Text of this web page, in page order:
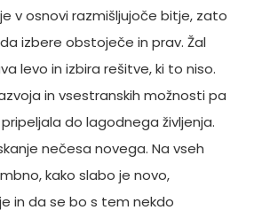
v osnovi razmišljujoče bitje, zato
izbere obstoječe in prav. Žal
levo in izbira rešitve, ki to niso.
in vsestranskih možnosti pa
do lagodnega življenja.
nečesa novega. Na vseh
kako slabo je novo,
in da se bo s tem nekdo